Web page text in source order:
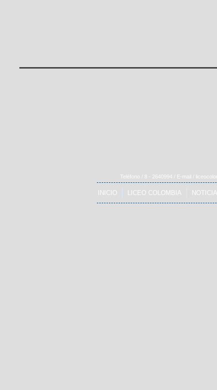
INICIO LICEO COLOMBIA
Teléfono / 8 - 2640994 / E-mail /